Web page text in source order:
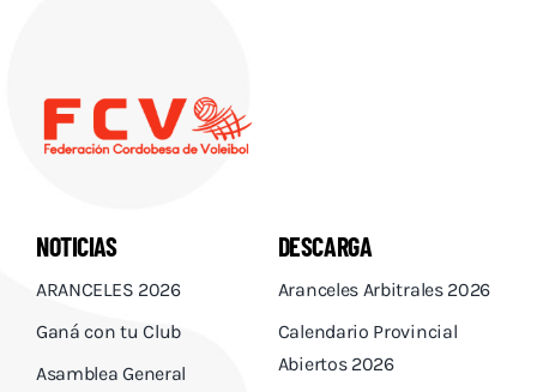
NOTICIAS
ARANCELES 2026
Ganá con tu Club
Asamblea General
DESCARGA
Aranceles Arbitrales 2026
Calendario Provincial
Abiertos 2026